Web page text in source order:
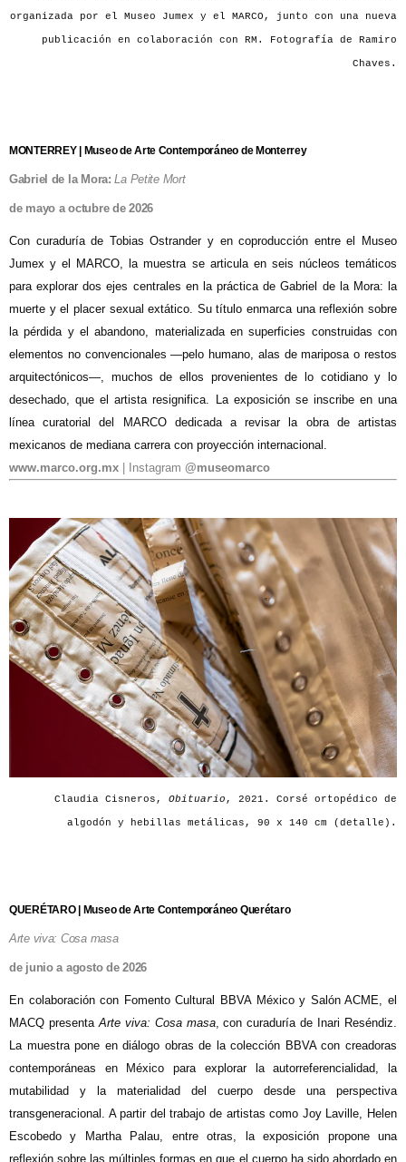
organizada por el Museo Jumex y el MARCO, junto con una nueva
publicación en colaboración con RM. Fotografía de Ramiro
Chaves.
MONTERREY | Museo de Arte Contemporáneo de Monterrey
Gabriel de la Mora:La Petite Mort
de mayo a octubre de 2026
Con curaduría de Tobias Ostrander y en coproducción entre el Museo
Jumex y el MARCO, la muestra se articula en seis núcleos temáticos
para explorar dos ejes centrales en la práctica de Gabriel de la Mora: la
muerte y el placer sexual extático. Su título enmarca una reflexión sobre
la pérdida y el abandono, materializada en superficies construidas con
elementos no convencionales —pelo humano, alas de mariposa o restos
arquitectónicos—, muchos de ellos provenientes de lo cotidiano y lo
desechado, que el artista resignifica. La exposición se inscribe en una
línea curatorial del MARCO dedicada a revisar la obra de artistas
mexicanos de mediana carrera con proyección internacional.
www.marco.org.mx | Instagram @museomarco
Claudia Cisneros, Obituario , 2021. Corsé ortopédico de
algodón y hebillas metálicas, 90 x 140 cm (detalle).
QUERÉTARO | Museo de Arte Contemporáneo Querétaro
Arte viva: Cosa masa
de junio a agosto de 2026
En colaboración con Fomento Cultural BBVA México y Salón ACME, el
MACQ presenta Arte viva: Cosa masa, con curaduría de Inari Reséndiz.
La muestra pone en diálogo obras de la colección BBVA con creadoras
contemporáneas en México para explorar la autorreferencialidad, la
mutabilidad y la materialidad del cuerpo desde una perspectiva
transgeneracional. A partir del trabajo de artistas como Joy Laville, Helen
Escobedo y Martha Palau, entre otras, la exposición propone una
reflexión sobre las múltiples formas en que el cuerpo ha sido abordado en